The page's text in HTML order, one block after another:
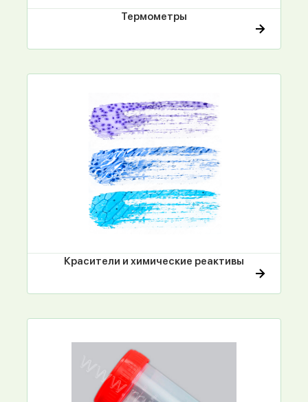
Термометры
Красители и химические реактивы